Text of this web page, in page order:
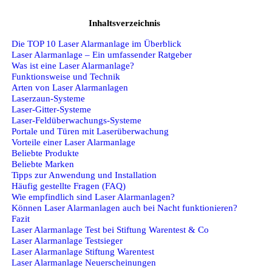
Inhaltsverzeichnis
Die TOP 10 Laser Alarmanlage im Überblick
Laser Alarmanlage – Ein umfassender Ratgeber
Was ist eine Laser Alarmanlage?
Funktionsweise und Technik
Arten von Laser Alarmanlagen
Laserzaun-Systeme
Laser-Gitter-Systeme
Laser-Feldüberwachungs-Systeme
Portale und Türen mit Laserüberwachung
Vorteile einer Laser Alarmanlage
Beliebte Produkte
Beliebte Marken
Tipps zur Anwendung und Installation
Häufig gestellte Fragen (FAQ)
Wie empfindlich sind Laser Alarmanlagen?
Können Laser Alarmanlagen auch bei Nacht funktionieren?
Fazit
Laser Alarmanlage Test bei Stiftung Warentest & Co
Laser Alarmanlage Testsieger
Laser Alarmanlage Stiftung Warentest
Laser Alarmanlage Neuerscheinungen